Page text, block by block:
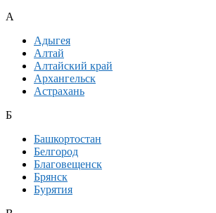
А
Адыгея
Алтай
Алтайский край
Архангельск
Астрахань
Б
Башкортостан
Белгород
Благовещенск
Брянск
Бурятия